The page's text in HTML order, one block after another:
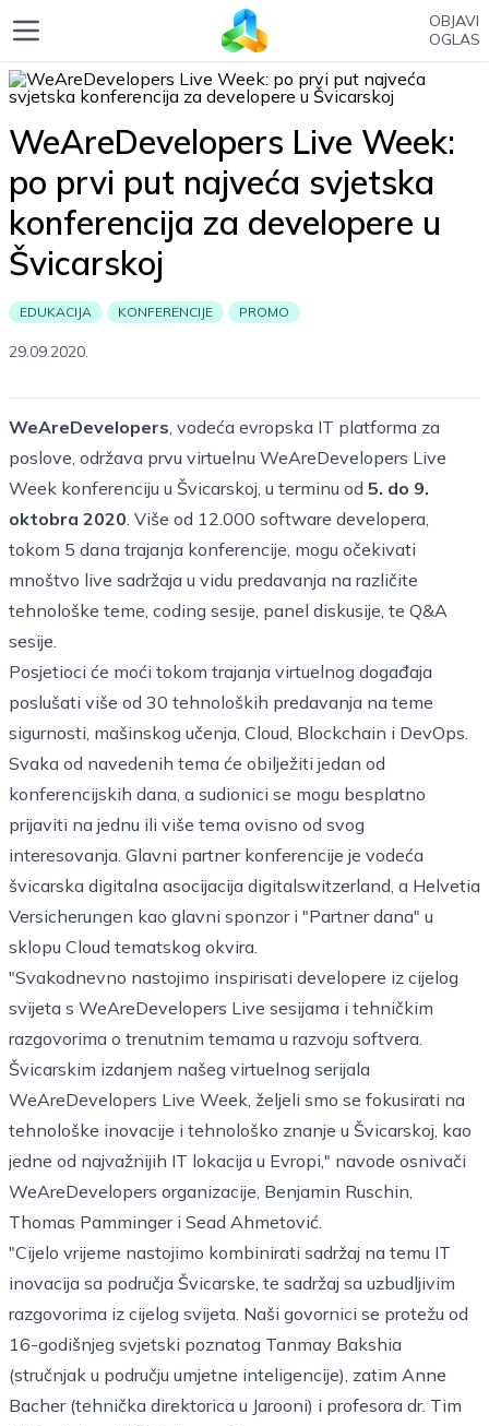
OBJAVI
OGLAS
WeAreDevelopers Live Week:
po prvi put najveća svjetska
konferencija za developere u
Švicarskoj
EDUKACIJA KONFERENCIJE PROMO
29.09.2020.
WeAreDevelopers, vodeća evropska IT platforma za
poslove, održava prvu virtuelnu WeAreDevelopers Live
Week konferenciju u Švicarskoj, u terminu od 5. do 9.
oktobra 2020. Više od 12.000 software developera,
tokom 5 dana trajanja konferencije, mogu očekivati
mnoštvo live sadržaja u vidu predavanja na različite
tehnološke teme, coding sesije, panel diskusije, te Q&A
sesije.
Posjetioci će moći tokom trajanja virtuelnog događaja
poslušati više od 30 tehnoloških predavanja na teme
sigurnosti, mašinskog učenja, Cloud, Blockchain i DevOps.
Svaka od navedenih tema će obilježiti jedan od
konferencijskih dana, a sudionici se mogu besplatno
prijaviti na jednu ili više tema ovisno od svog
interesovanja. Glavni partner konferencije je vodeća
švicarska digitalna asocijacija digitalswitzerland, a Helvetia
Versicherungen kao glavni sponzor i "Partner dana" u
sklopu Cloud tematskog okvira.
"Svakodnevno nastojimo inspirisati developere iz cijelog
svijeta s WeAreDevelopers Live sesijama i tehničkim
razgovorima o trenutnim temama u razvoju softvera.
Švicarskim izdanjem našeg virtuelnog serijala
WeAreDevelopers Live Week, željeli smo se fokusirati na
tehnološke inovacije i tehnološko znanje u Švicarskoj, kao
jedne od najvažnijih IT lokacija u Evropi," navode osnivači
WeAreDevelopers organizacije, Benjamin Ruschin,
Thomas Pamminger i Sead Ahmetović.
"Cijelo vrijeme nastojimo kombinirati sadržaj na temu IT
inovacija sa područja Švicarske, te sadržaj sa uzbudljivim
razgovorima iz cijelog svijeta. Naši govornici se protežu od
16-godišnjeg svjetski poznatog Tanmay Bakshia
(stručnjak u području umjetne inteligencije), zatim Anne
Bacher (tehnička direktorica u Jarooni) i profesora dr. Tim